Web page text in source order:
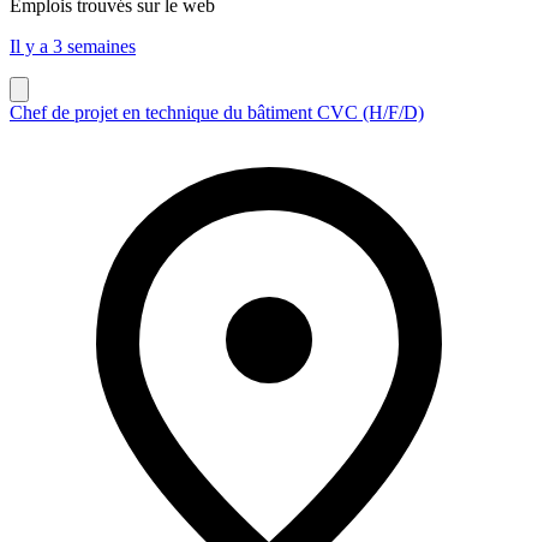
Emplois trouvés sur le web
Il y a 3 semaines
Chef de projet en technique du bâtiment CVC (H/F/D)